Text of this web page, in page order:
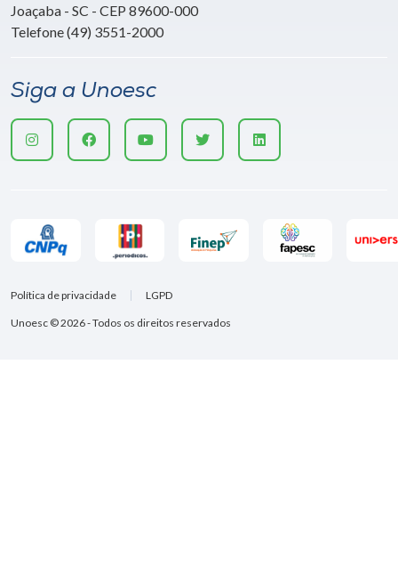
Joaçaba - SC - CEP 89600-000
Telefone (49) 3551-2000
Siga a Unoesc
Unoesc © 2026 - Todos os direitos reservados
Política de privacidade LGPD